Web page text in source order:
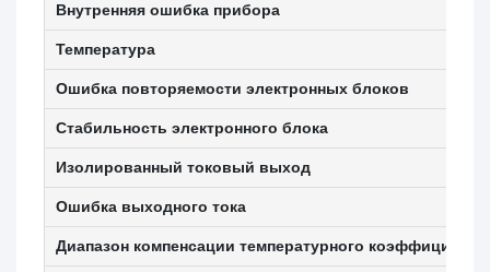
Внутренняя ошибка прибора
Температура
Ошибка повторяемости электронных блоков
Стабильность электронного блока
Изолированный токовый выход
Ошибка выходного тока
Диапазон компенсации температурного коэффициента